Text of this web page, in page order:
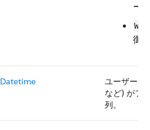
ー
御
Datetime
ユーザーま
など) がフ
列。